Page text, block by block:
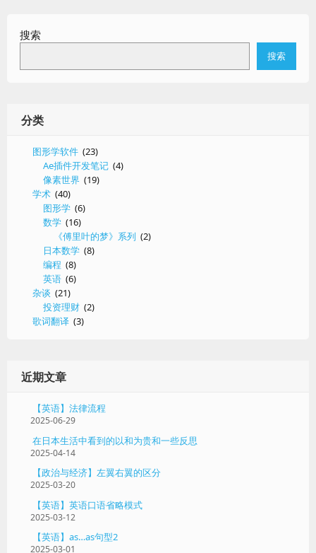
搜索
搜索
分类
图形学软件 (23)
Ae插件开发笔记 (4)
像素世界 (19)
学术 (40)
图形学 (6)
数学 (16)
《傅里叶的梦》系列 (2)
日本数学 (8)
编程 (8)
英语 (6)
杂谈 (21)
投资理财 (2)
歌词翻译 (3)
近期文章
【英语】法律流程
2025-06-29
在日本生活中看到的以和为贵和一些反思
2025-04-14
【政治与经济】左翼右翼的区分
2025-03-20
【英语】英语口语省略模式
2025-03-12
【英语】as…as句型2
2025-03-01